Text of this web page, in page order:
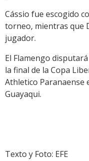
Cássio fue escogido
torneo, mientras que
jugador.
El Flamengo
la final de la Copa
Athletico Paranaense
Guayaqui.
Texto y Foto: EFE